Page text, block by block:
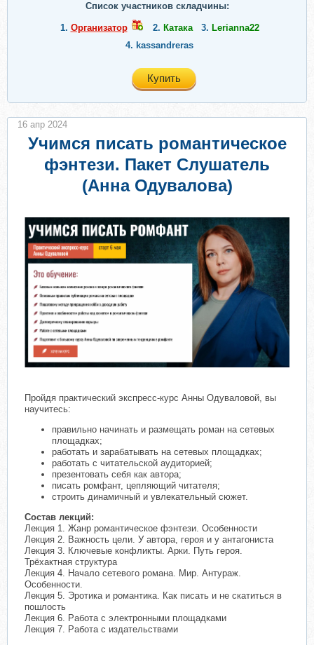
Список участников складчины:
1. Организатор 2. Катака 3. Lerianna22
4. kassandreras
Купить
Учимся писать романтическое
фэнтези. Пакет Слушатель
(Анна Одувалова)
Пройдя практический экспресс-курс Анны Одуваловой, вы
научитесь:
правильно начинать и размещать роман на сетевых
площадках;
работать и зарабатывать на сетевых площадках;
работать с читательской аудиторией;
презентовать себя как автора;
писать ромфант, цепляющий читателя;
строить динамичный и увлекательный сюжет.
Состав лекций:
Лекция 1. Жанр романтическое фэнтези. Особенности
Лекция 2. Важность цели. У автора, героя и у антагониста
Лекция 3. Ключевые конфликты. Арки. Путь героя.
Трёхактная структура
Лекция 4. Начало сетевого романа. Мир. Антураж.
Особенности.
Лекция 5. Эротика и романтика. Как писать и не скатиться в
пошлость
Лекция 6. Работа с электронными площадками
Лекция 7. Работа с издательствами
16 апр 2024